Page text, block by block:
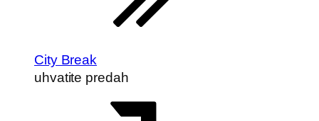
City Break
uhvatite predah